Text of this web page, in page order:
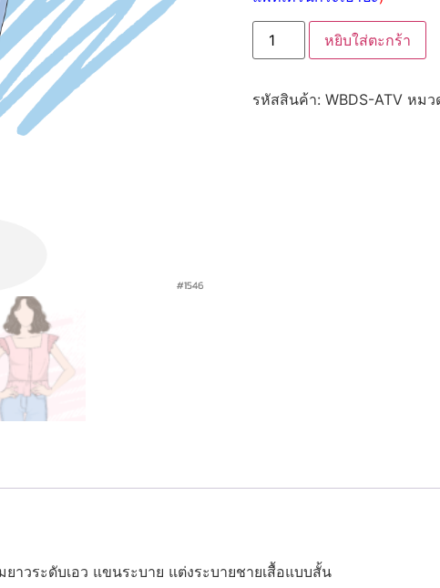
หยิบใส่ตะกร้า
รหัสสินค้า: WBDS-ATV หมว
าวระดับเอว แขนระบาย แต่งระบายชายเสื้อแบบสั้น